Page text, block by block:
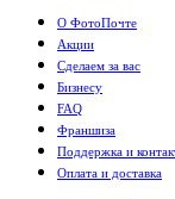
О ФотоПочте
Акции
Сделаем за вас
Бизнесу
FAQ
Франшиза
Поддержка и
Оплата и доставка